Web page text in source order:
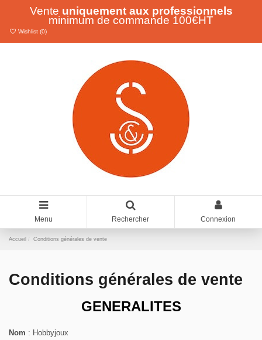
Vente uniquement aux professionnels
minimum de commande 100€HT
Wishlist (0)
Menu Rechercher Connexion
Accueil Conditions générales de vente
Conditions générales de vente
GENERALITES
Nom : Hobbyjoux